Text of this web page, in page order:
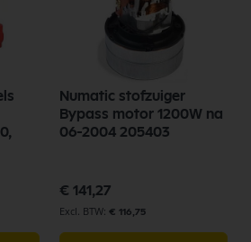
Numatic stofzuiger
Bypass motor 1200W na
06-2004 205403
€ 141,27
€ 116,75